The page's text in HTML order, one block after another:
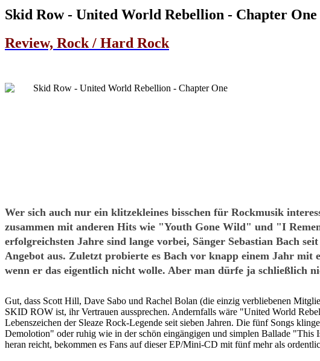
Skid Row - United World Rebellion - Chapter One
Review, Rock / Hard Rock
Wer sich auch nur ein klitzekleines bisschen für Rockmusik
zusammen mit anderen Hits wie "Youth Gone Wild" und "I
erfolgreichsten Jahre sind lange vorbei, Sänger Sebastian Bach
Angebot aus. Zuletzt probierte es Bach vor knapp einem Jahr mit
wenn er das eigentlich nicht wolle. Aber man dürfe ja schließlich
Gut, dass Scott Hill, Dave Sabo und Rachel Bolan (die einzig verbliebenen
SKID ROW ist, ihr Vertrauen aussprechen. Andernfalls wäre "United World
Lebenszeichen der Sleaze Rock-Legende seit sieben Jahren. Die fünf Songs
Demolotion" oder ruhig wie in der schön eingängigen und simplen Ballade
heran reicht, bekommen es Fans auf dieser EP/Mini-CD mit fünf mehr als